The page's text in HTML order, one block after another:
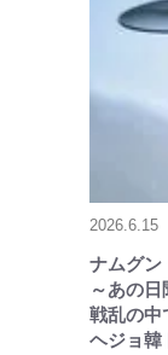
2026.6.15
ナムグン
～あの
戦乱の中
ヘジョ韓